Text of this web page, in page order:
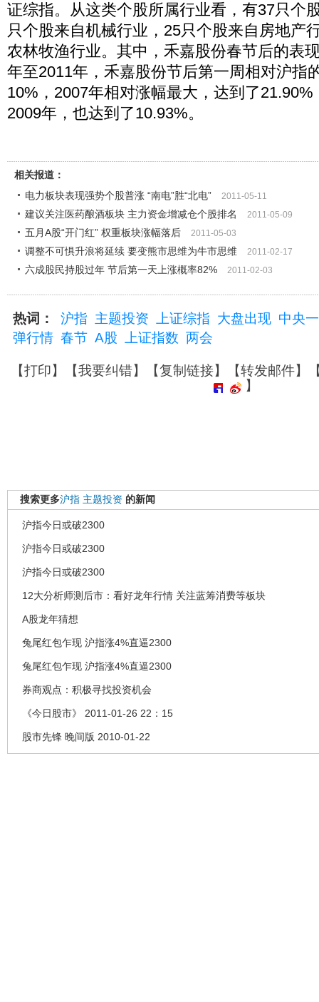
证综指。从这类个股所属行业看，有37只个
只个股来自机械行业，25只个股来自房地产
农林牧渔行业。其中，禾嘉股份春节后的表
年至2011年，禾嘉股份节后第一周相对沪指
10%，2007年相对涨幅最大，达到了
2009年，也达到了10.93%。
相关报道：
电力板块表现强势个股普涨 “南电”胜“北电”
2011-05-11
建议关注医药酿酒板块 主力资金增减仓个股排名 2011-05-09
五月A股“开门红” 权重板块涨幅落后 2011-05-03
调整不可惧升浪将延续 要变熊市思维为牛市思维 2011-02-17
六成股民持股过年 节后第一天上涨概率82% 2011-02-03
热词： 沪指 主题投资 上证综指 大盘出现 中央
弹行情 春节 A股 上证指数 两会
【打印】【我要纠错】【复制链接】【转发邮件】
】
搜索更多沪指 主题投资 的新闻
沪指今日或破2300
沪指今日或破2300
沪指今日或破2300
12大分析师测后市：看好龙年行情 关注蓝筹消费等板块
A股龙年猜想
兔尾红包乍现 沪指涨4%直逼2300
兔尾红包乍现 沪指涨4%直逼2300
券商观点：积极寻找投资机会
《今日股市》 2011-01-26 22：15
股市先锋 晚间版 2010-01-22